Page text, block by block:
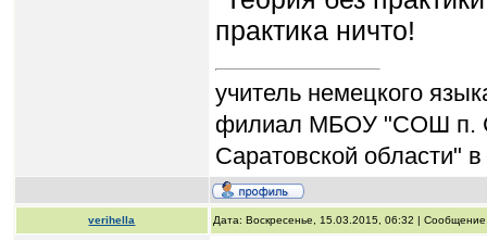
практика ничто!
учитель немецкого
филиал МБОУ "СОШ п.
Саратовской области"
verihella Дата: Воскресенье, 15.03.2015, 06:32 |